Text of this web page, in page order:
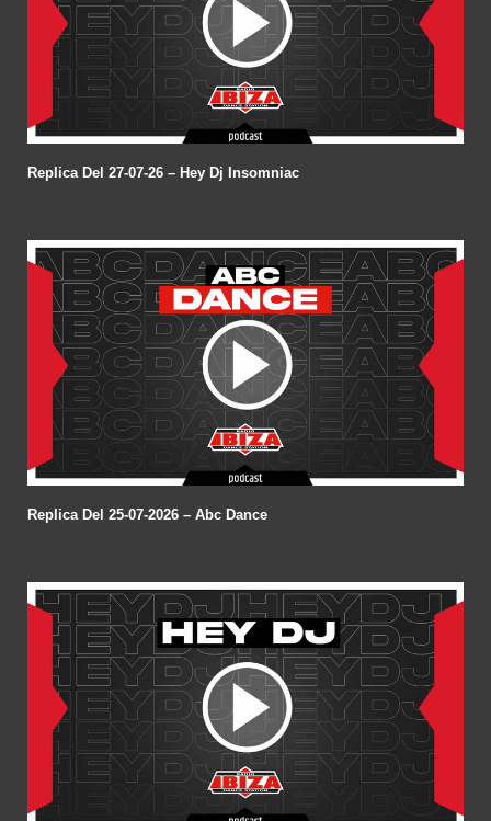
Replica Del 27-07-26 – Hey Dj Insomniac
Replica Del 25-07-2026 – Abc Dance